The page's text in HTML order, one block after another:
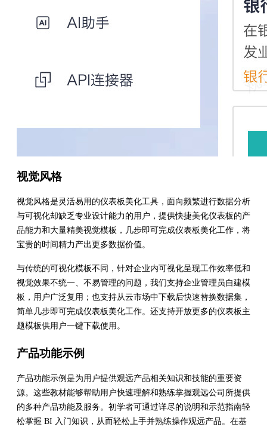
视觉风格
视觉风格是灵活易用的仪表板美化工具，面向频繁进行数据分析
与可视化却缺乏专业设计能力的用户，提供快捷美化仪表板的产
品能力和大量精美视觉模板，几步即可完成仪表板美化工作，将
宝贵的时间精力产出更多数据价值。
与传统的可视化模板不同，针对企业内可视化呈现工作效率低和
视觉效果不统一、不易管理的问题，我们支持企业管理员自建模
板，用户广泛复用；也支持从云市场中下载后快速替换数据集，
简单几步即可完成仪表板美化工作。还支持开放更多的仪表板主
题模板供用户一键下载使用。
产品功能示例
产品功能示例是为用户提供观远产品相关知识和技能的重要资
源。这些教材能够帮助用户快速理解和熟练掌握观远公司所提供
的多种产品功能及服务。初学者可通过详尽的说明和示范指南轻
松掌握 BI 入门知识，从而轻松上手并熟练操作观远产品。在基